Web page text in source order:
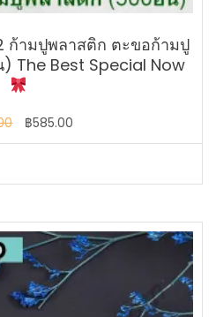
ก้ามปูพลาสติก ตะขอก้ามปู
The Best Special Now
Original
price
฿850.00.
฿585.00
price
฿585.00.